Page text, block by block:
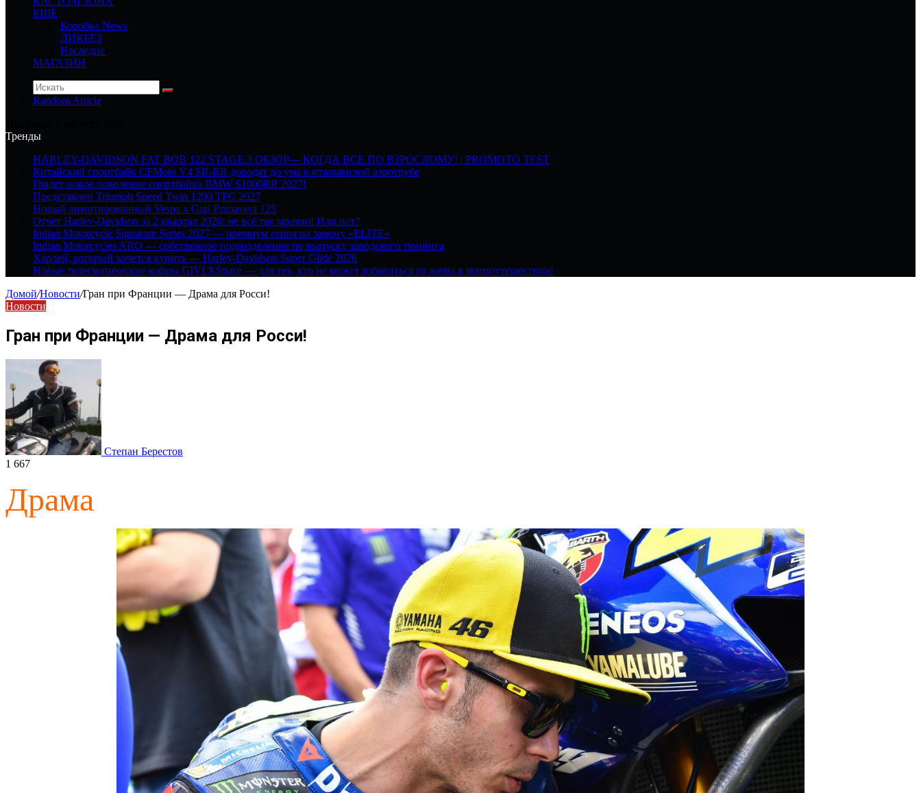
ЕЩЕ
Коробка News
ЛИКБЕЗ
Наследие
МАГАЗИН
Random Article
Тренды
HARLEY-DAVIDSON FAT BOB 122 STAGE 3 ОБЗОР— КОГДА ВСЕ ПО ВЗРОСЛОМУ! | PROMOTO TEST
Китайский спортбайк CFMoto V4 SR-RR доводят до ума в итальянской аэротрубе
Грядет новое поколение спортбайка BMW S1000RR 2027!
Представлен Triumph Speed Twin 1200 TFC 2027
Новый лимитированный Vespa x Gigi Primavera 125
Отчёт Harley-Davidson за 2 квартал 2026: не всё так мрачно! Или нет?
Indian Motorcycle Signature Series 2027 — премиум серия на замену «ELITE»
Indian Motorcycles ARO — собственное подразделение по выпуску заводского тюнинга
Харлей, который хочется купить — Harley-Davidson Super Glide 2026
Новые телескопические кофры GIVI XSpace — для тех, кто не может избавиться от жены в мотопутешествии!
Домой/Новости/Гран при Франции — Драма для Росси!
Новости
Гран при Франции — Драма для Росси!
Степан Берестов
1 667
Драма